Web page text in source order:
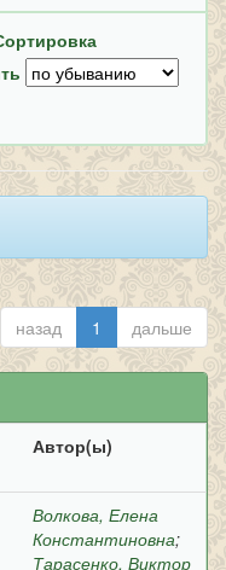
назад 1 дальше
Автор(ы)
Волкова, Елена
Константиновна;
Тарасенко, Виктор